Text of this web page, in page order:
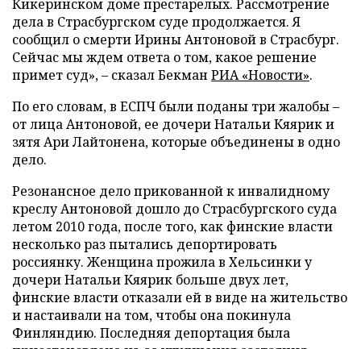
Кикеринском доме престарелых. Рассмотрение
дела в Страсбургском суде продолжается. Я
сообщил о смерти Ирины Антоновой в Страсбург.
Сейчас мы ждем ответа о том, какое решение
примет суд»,– сказал Бекман РИА «Новости».
По его словам, в ЕСПЧ были поданы три жалобы–
от лица Антоновой, ее дочери Натальи Кяярик и
зятя Ари Лайтонена, которые объединены в одно
дело.
Резонансное дело прикованной к инвалидному
креслу Антоновой дошло до Страсбургского суда
летом 2010 года, после того, как финские власти
несколько раз пытались депортировать
россиянку. Женщина прожила в Хельсинки у
дочери Натальи Кяярик больше двух лет,
финские власти отказали ей в виде на жительство
и настаивали на том, чтобы она покинула
Финляндию. Последняя депортация была